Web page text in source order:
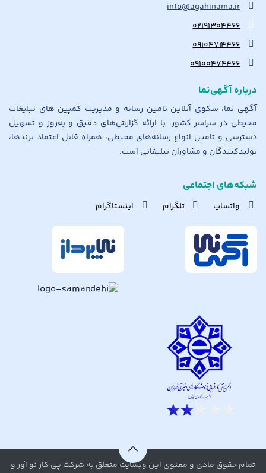
info@agahinama.ir
۰۲۱۹۱۳۰۴۴۶۶
۰۹۱۰۴۷۱۴۴۶۶
۰۹۱۰۰۴۷۴۴۶۶
درباره آگهی‌نما
آگهی نما، سکوی آنلاین تامین رسانه و مدیریت کمپین های تبلیغات
محیطی در سراسر کشور، با ارائه گزارش‌های دقیق و به‌روز و تسهیل
دسترسی و تامین انواع رسانه‌های محیطی، همراه قابل اعتماد برندها،
تولیدکنندگان و مشاوران تبلیغاتی است.
شبکه‌های اجتماعی
واتساپ تلگرام اینستاگرام
تمام حقوق مادی و معنوی این وبسایت متعلق به شرکت پی کار نو آور و